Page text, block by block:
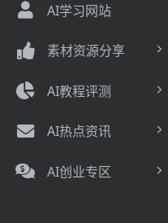
AI学习网站
素材资源分享
AI教程评测
AI热点资讯
AI创业专区